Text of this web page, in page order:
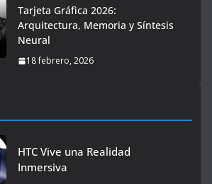
Tarjeta Gráfica 2026:
Arquitectura, Memoria y Síntesis
Neural
18 febrero, 2026
HTC Vive una Realidad
Inmersiva